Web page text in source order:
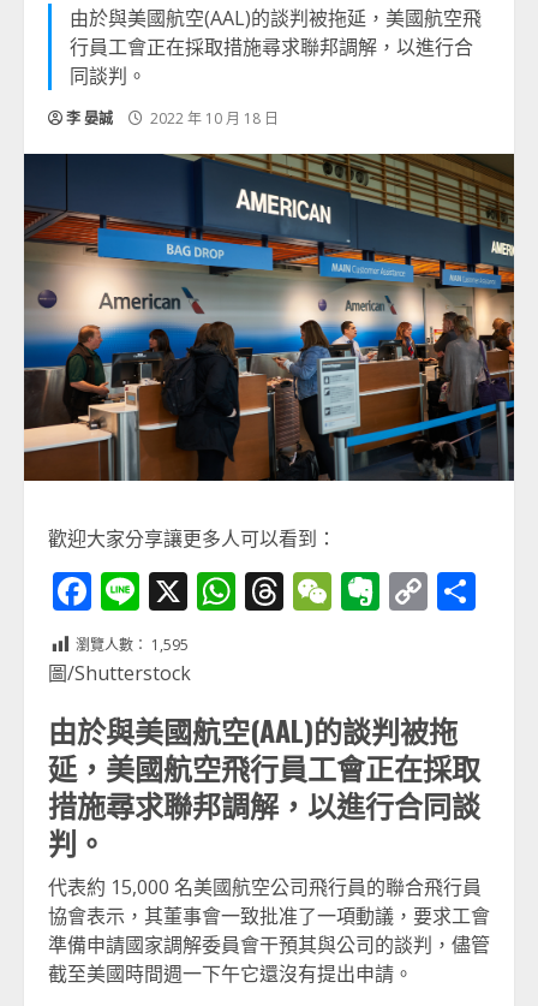
由於與美國航空(AAL)的談判被拖延，美國航空飛
行員工會正在採取措施尋求聯邦調解，以進行合
同談判。
李 晏誠 2022 年 10 月 18 日
歡迎大家分享讓更多人可以看到：
Facebook
Line
X WhatsApp
Threads
WeChat
Evernote
Copy
瀏覽人數： 1,595
圖/Shutterstock
由於與美國航空(AAL)的談判被拖
延，美國航空飛行員工會正在採取
措施尋求聯邦調解，以進行合同談
判。
代表約 15,000 名美國航空公司飛行員的聯合飛行員
協會表示，其董事會一致批准了一項動議，要求工會
準備申請國家調解委員會干預其與公司的談判，儘管
截至美國時間週一下午它還沒有提出申請。